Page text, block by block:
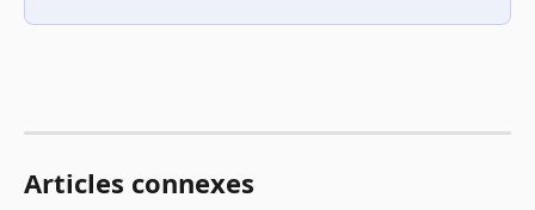
Articles connexes